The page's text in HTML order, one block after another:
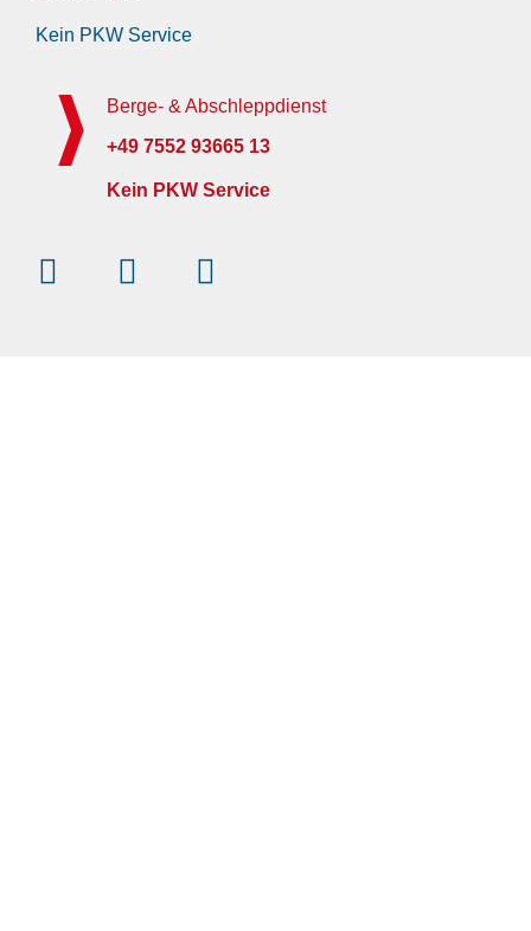
Kein PKW Service
Berge- & Abschleppdienst
+49 7552 93665 13
Kein PKW Service
InstagramFacebook-
f
Youtube